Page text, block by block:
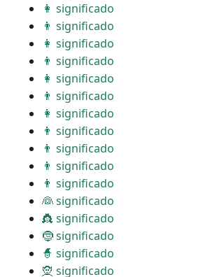
👩 significado
👨 significado
👩 significado
👨 significado
👩 significado
👨 significado
👩 significado
👨 significado
👨 significado
👨 significado
👨 significado
👰 significado
👸 significado
🤶 significado
🧙 significado
🧝 significado